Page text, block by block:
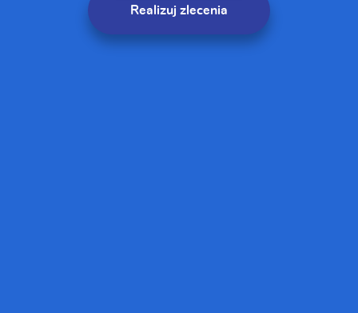
Realizuj zlecenia